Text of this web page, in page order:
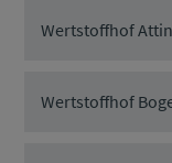
Wertstoffhof
Wertstoffhof